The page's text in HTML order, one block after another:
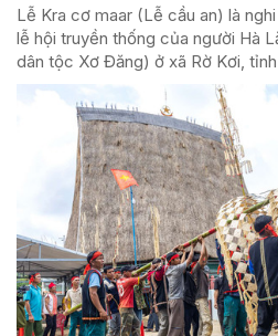
Lễ Kra cơ maar (Lễ cầu an) là
lễ hội truyền thống của người Hà
dân tộc Xơ Đăng) ở xã Rờ Kơi,